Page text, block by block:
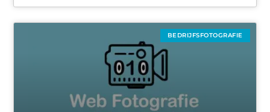
BEDRIJFSFOTOGRAFIE